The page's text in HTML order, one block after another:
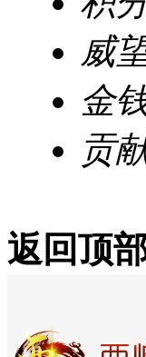
威
金
贡
返回顶